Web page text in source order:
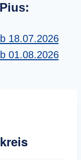
18.07.2026
01.08.2026